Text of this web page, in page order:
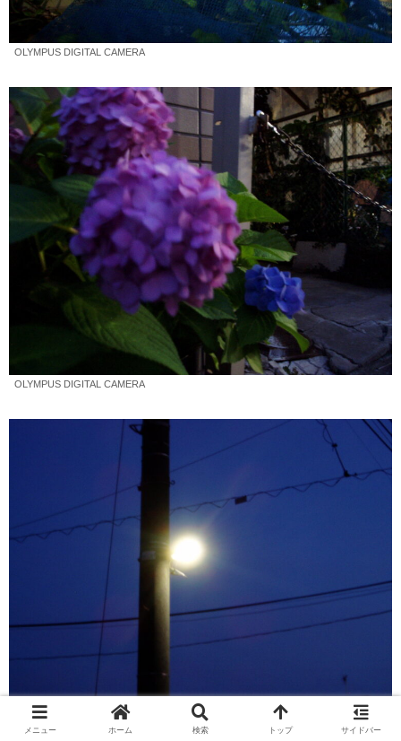
OLYMPUS DIGITAL CAMERA
OLYMPUS DIGITAL CAMERA
OLYMPUS DIGITAL CAMERA
メニュー ホーム 検索 トップ サイドバー